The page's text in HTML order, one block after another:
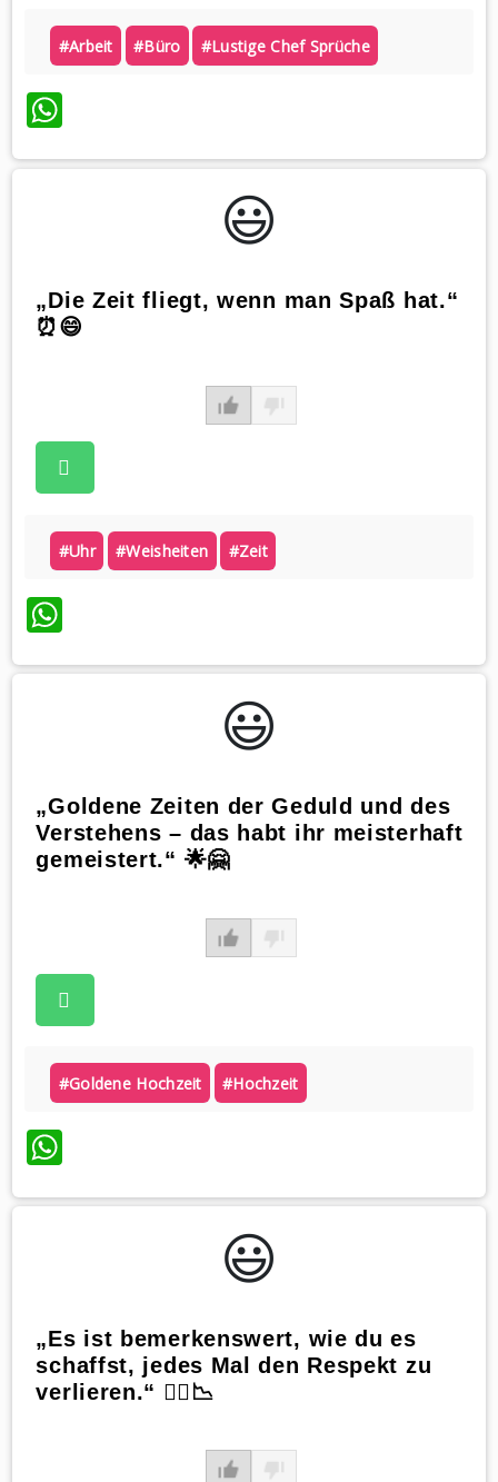
#arbeit #büro #lustige Chef Sprüche
WhatsApp
😃️
„Die Zeit fliegt, wenn man Spaß hat.“
⏰😄
#uhr #weisheiten #zeit
WhatsApp
😃️
„Goldene Zeiten der Geduld und des
Verstehens – das habt ihr meisterhaft
gemeistert.“ 🌟🤗
#goldene Hochzeit #hochzeit
WhatsApp
😃️
„Es ist bemerkenswert, wie du es
schaffst, jedes Mal den Respekt zu
verlieren.“ 🙆‍♂️📉